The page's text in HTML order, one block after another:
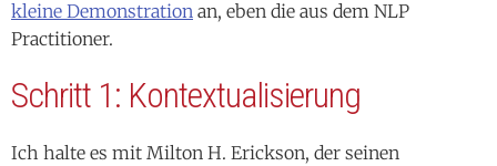
kleine Demonstration an, eben die aus dem NLP
Practitioner.
Schritt 1: Kontextualisierung
Ich halte es mit Milton H. Erickson, der seinen